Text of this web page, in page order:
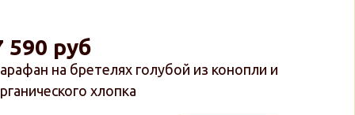
на бретелях голубой из конопли и
хлопка
590 руб